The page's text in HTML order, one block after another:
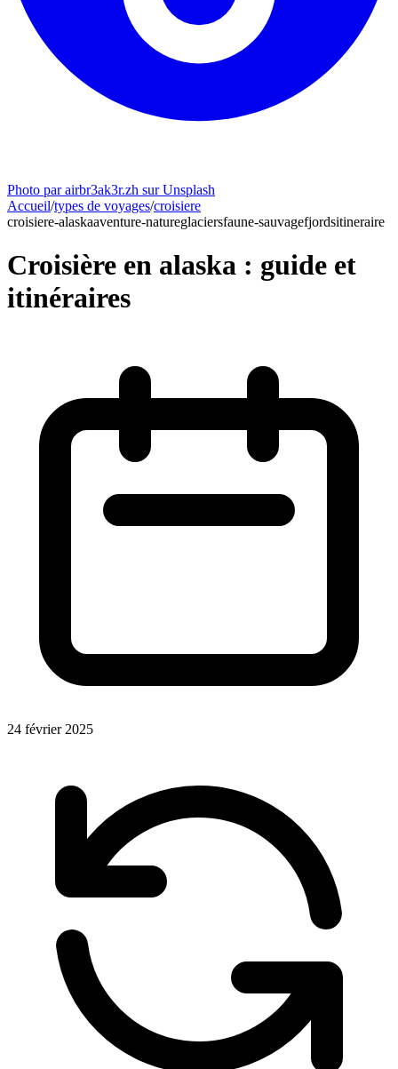
Photo par airbr3ak3r.zh sur Unsplash
Accueil/types de voyages/croisiere
croisiere-alaskaaventure-natureglaciersfaune-sauvagefjordsitineraire
Croisière en alaska : guide et
itinéraires
24 février 2025